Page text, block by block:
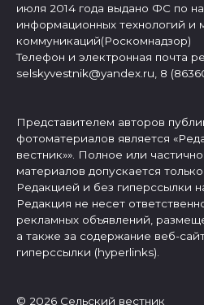
июля 2014 года выдано ФС по
информационных технологий и
коммуникаций(Роскомнадзор)
Телефон и электронная почта
selskyvestnik@yandex.ru, 8
Представителем авторов
фотоматериалов является
вестник»». Полное или
материалов допускается
Редакцией и без гиперссылки
Редакция не несет
рекламных объявлений,
а также за содержание веб-
гиперссылки (hyperlinks).
© 2026 Сельский вестник